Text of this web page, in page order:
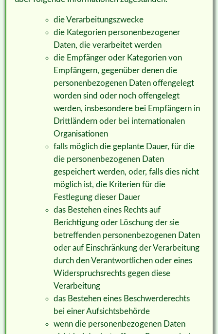
die Verarbeitungszwecke
die Kategorien personenbezogener
Daten, die verarbeitet werden
die Empfänger oder Kategorien von
Empfängern, gegenüber denen die
personenbezogenen Daten offengelegt
worden sind oder noch offengelegt
werden, insbesondere bei Empfängern in
Drittländern oder bei internationalen
Organisationen
falls möglich die geplante Dauer, für die
die personenbezogenen Daten
gespeichert werden, oder, falls dies nicht
möglich ist, die Kriterien für die
Festlegung dieser Dauer
das Bestehen eines Rechts auf
Berichtigung oder Löschung der sie
betreffenden personenbezogenen Daten
oder auf Einschränkung der Verarbeitung
durch den Verantwortlichen oder eines
Widerspruchsrechts gegen diese
Verarbeitung
das Bestehen eines Beschwerderechts
bei einer Aufsichtsbehörde
wenn die personenbezogenen Daten